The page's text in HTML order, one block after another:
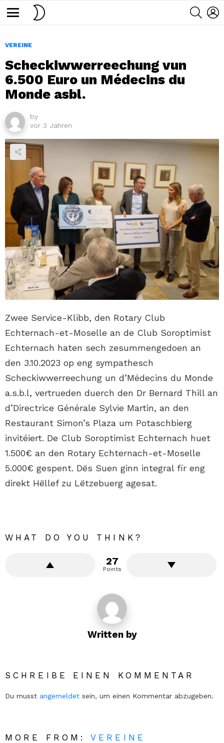
VEREINE
Scheckiwwerreechung vun
6.500 Euro un Médecins du
Monde asbl.
by
vor 3 Jahren
Zwee Service-Klibb, den Rotary Club
Echternach-et-Moselle an de Club Soroptimist
Echternach haten sech zesummengedoen an
den 3.10.2023 op eng sympathesch
Scheckiwwerreechung un d’Médecins du Monde
a.s.b.l, vertrueden duerch den Dr Bernard Thill an
d’Directrice Générale Sylvie Martin, an den
Restaurant Simon’s Plaza um Potaschbierg
invitéiert. De Club Soroptimist Echternach huet
1.500€ an den Rotary Echternach-et-Moselle
5.000€ gespent. Dës Suen ginn integral fir eng
direkt Hëllef zu Lëtzebuerg agesat.
WHAT DO YOU THINK?
27
Points
Written by
SCHREIBE EINEN KOMMENTAR
Du musst angemeldet sein, um einen Kommentar abzugeben.
MORE FROM:VEREINE